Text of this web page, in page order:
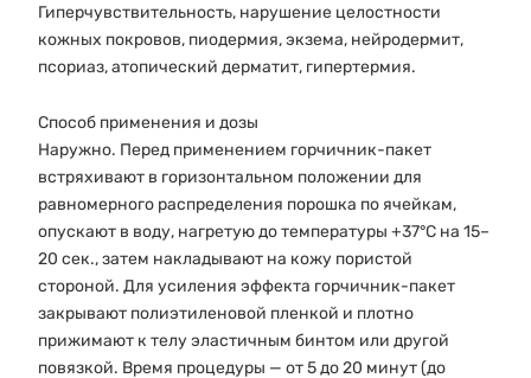
Гиперчувствительность, нарушение целостности
кожных покровов, пиодермия, экзема, нейродермит,
псориаз, атопический дерматит, гипертермия.
Способ применения и дозы
Наружно. Перед применением горчичник-пакет
встряхивают в горизонтальном положении для
равномерного распределения порошка по ячейкам,
опускают в воду, нагретую до температуры +37°С на 15–
20 сек., затем накладывают на кожу пористой
стороной. Для усиления эффекта горчичник-пакет
закрывают полиэтиленовой плeнкой и плотно
прижимают к телу эластичным бинтом или другой
повязкой. Время процедуры — от 5 до 20 минут (до